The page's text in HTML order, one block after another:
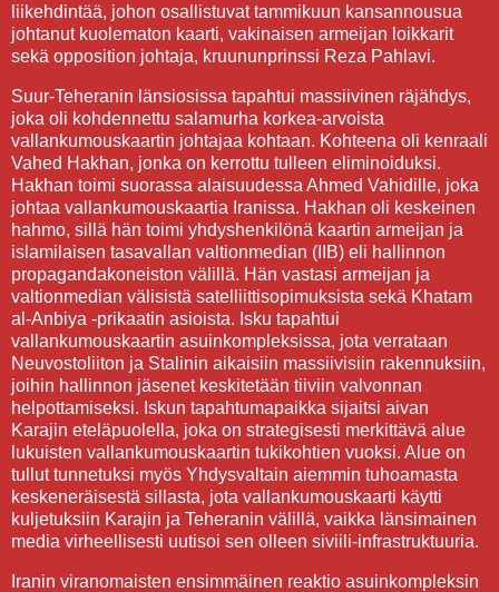
liikehdintää, johon osallistuvat tammikuun kansannousua
johtanut kuolematon kaarti, vakinaisen armeijan loikkarit
sekä opposition johtaja, kruununprinssi Reza Pahlavi.
Suur-Teheranin länsiosissa tapahtui massiivinen räjähdys,
joka oli kohdennettu salamurha korkea-arvoista
vallankumouskaartin johtajaa kohtaan. Kohteena oli kenraali
Vahed Hakhan, jonka on kerrottu tulleen eliminoiduksi.
Hakhan toimi suorassa alaisuudessa Ahmed Vahidille, joka
johtaa vallankumouskaartia Iranissa. Hakhan oli keskeinen
hahmo, sillä hän toimi yhdyshenkilönä kaartin armeijan ja
islamilaisen tasavallan valtionmedian (IIB) eli hallinnon
propagandakoneiston välillä. Hän vastasi armeijan ja
valtionmedian välisistä satelliittisopimuksista sekä Khatam
al-Anbiya -prikaatin asioista. Isku tapahtui
vallankumouskaartin asuinkompleksissa, jota verrataan
Neuvostoliiton ja Stalinin aikaisiin massiivisiin rakennuksiin,
joihin hallinnon jäsenet keskitetään tiiviin valvonnan
helpottamiseksi. Iskun tapahtumapaikka sijaitsi aivan
Karajin eteläpuolella, joka on strategisesti merkittävä alue
lukuisten vallankumouskaartin tukikohtien vuoksi. Alue on
tullut tunnetuksi myös Yhdysvaltain aiemmin tuhoamasta
keskeneräisestä sillasta, jota vallankumouskaarti käytti
kuljetuksiin Karajin ja Teheranin välillä, vaikka länsimainen
media virheellisesti uutisoi sen olleen siviili-infrastruktuuria.
Iranin viranomaisten ensimmäinen reaktio asuinkompleksin